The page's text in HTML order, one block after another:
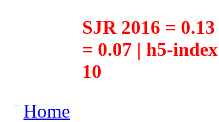
SJR 2016 =
= 0.07 | h5-
10
Home